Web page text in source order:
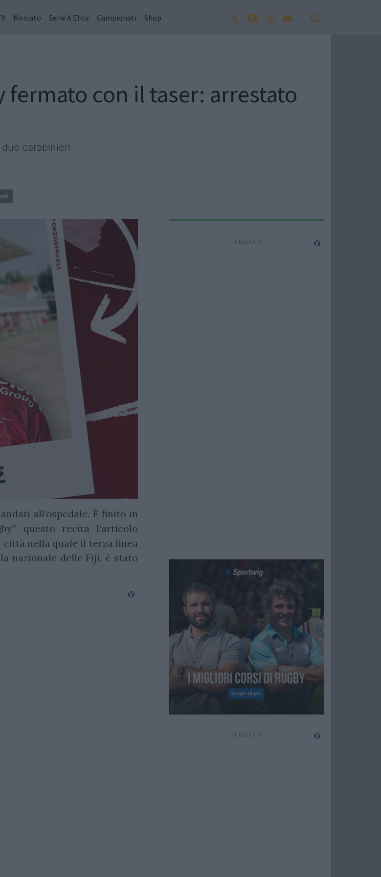
Mercato Serie A Elite Campionati Shop
fermato con il taser: arrestato
carabinieri
all’ospedale. È finito in
questo recita l’articolo
città nella quale il terza linea
nazionale delle Fiji, è stato